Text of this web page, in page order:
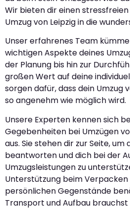
Wir bieten dir einen
Umzug von Leipzig in die
Unser erfahrenes Team
wichtigen Aspekte deines
der Planung bis hin zur
großen Wert auf deine
sorgen dafür, dass dein Umzug
so angenehm wie möglich wird.
Unsere Experten kennen sich
Gegebenheiten bei Umzügen
aus. Sie stehen dir zur Seite, um
beantworten und dich bei der
Umzugsleistungen zu
Unterstützung beim Verpacken
persönlichen Gegenstände
Transport und Aufbau brauchst